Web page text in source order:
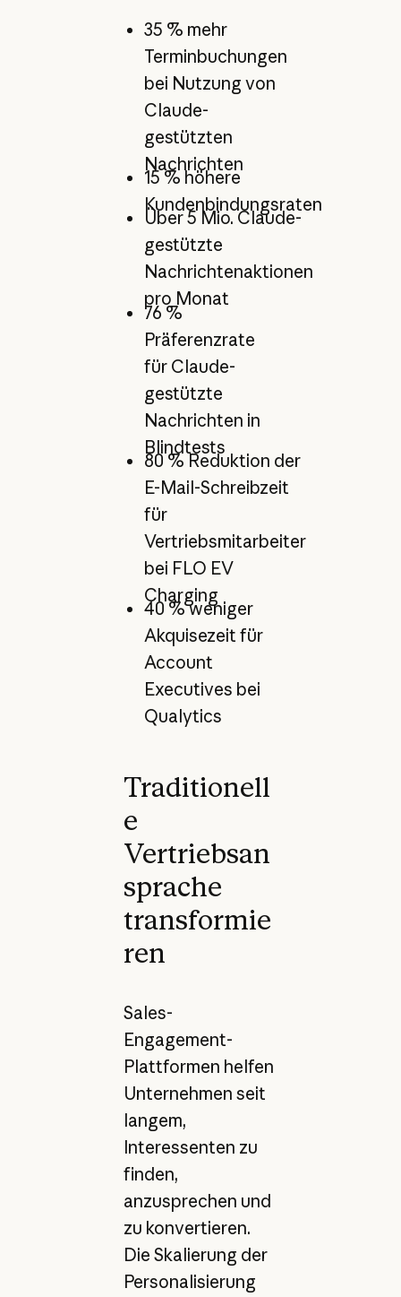
35 % mehr
Terminbuchungen
bei Nutzung von
Claude-
gestützten
Nachrichten
15 % höhere
Kundenbindungsraten
Über 5 Mio. Claude-
gestützte
Nachrichtenaktionen
pro Monat
76 %
Präferenzrate
für Claude-
gestützte
Nachrichten in
Blindtests
80 % Reduktion der
E-Mail-Schreibzeit
für
Vertriebsmitarbeiter
bei FLO EV
Charging
40 % weniger
Akquisezeit für
Account
Executives bei
Qualytics
Traditionell
e
Vertriebsan
sprache
transformie
ren
Sales-
Engagement-
Plattformen helfen
Unternehmen seit
langem,
Interessenten zu
finden,
anzusprechen und
zu konvertieren.
Die Skalierung der
Personalisierung